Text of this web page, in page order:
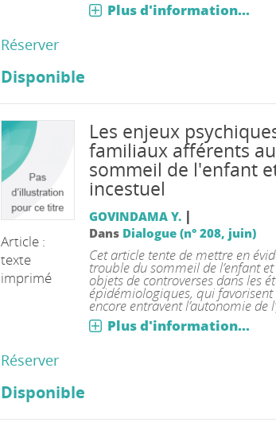
Plus d'information...
Réserver
Disponible
Article :
texte
imprimé
Les enjeux
familiaux afférents
sommeil de l'enfant
incestuel
GOVINDAMA Y. |
Dans Dialogue (n° 208, juin)
Cet article tente de mettre en
trouble du sommeil de l’enfant
objets de controverses dans les
épidémiologiques, qui favorisent
encore entravent l’autonomie de
Plus d'information...
Réserver
Disponible